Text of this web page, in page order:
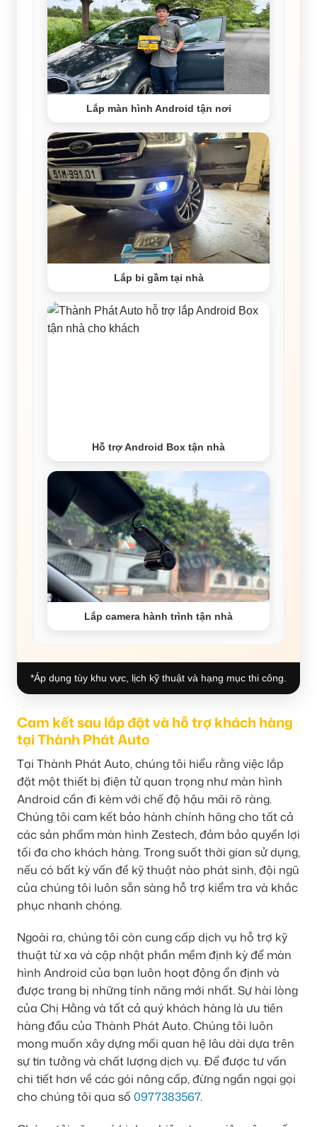
Lắp màn hình Android tận nơi
Lắp bi gầm tại nhà
Hỗ trợ Android Box tận nhà
Lắp camera hành trình tận nhà
*Áp dụng tùy khu vực, lịch kỹ thuật và hạng mục thi công.
Cam kết sau lắp đặt và hỗ trợ khách hàng
tại Thành Phát Auto
Tại Thành Phát Auto, chúng tôi hiểu rằng việc lắp
đặt một thiết bị điện tử quan trọng như màn hình
Android cần đi kèm với chế độ hậu mãi rõ ràng.
Chúng tôi cam kết bảo hành chính hãng cho tất cả
các sản phẩm màn hình Zestech, đảm bảo quyền lợi
tối đa cho khách hàng. Trong suốt thời gian sử dụng,
nếu có bất kỳ vấn đề kỹ thuật nào phát sinh, đội ngũ
của chúng tôi luôn sẵn sàng hỗ trợ kiểm tra và khắc
phục nhanh chóng.
Ngoài ra, chúng tôi còn cung cấp dịch vụ hỗ trợ kỹ
thuật từ xa và cập nhật phần mềm định kỳ để màn
hình Android của bạn luôn hoạt động ổn định và
được trang bị những tính năng mới nhất. Sự hài lòng
của Chị Hằng và tất cả quý khách hàng là ưu tiên
hàng đầu của Thành Phát Auto. Chúng tôi luôn
mong muốn xây dựng mối quan hệ lâu dài dựa trên
sự tin tưởng và chất lượng dịch vụ. Để được tư vấn
chi tiết hơn về các gói nâng cấp, đừng ngần ngại gọi
cho chúng tôi qua số 0977383567.